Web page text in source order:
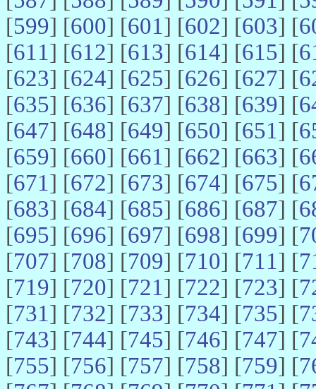
[599] [600] [601] [602] [603] [
[611] [612] [613] [614] [615] [
[623] [624] [625] [626] [627] [
[635] [636] [637] [638] [639] [
[647] [648] [649] [650] [651] [
[659] [660] [661] [662] [663] [
[671] [672] [673] [674] [675] [
[683] [684] [685] [686] [687] [
[695] [696] [697] [698] [699] [
[707] [708] [709] [710] [711] [
[719] [720] [721] [722] [723] [
[731] [732] [733] [734] [735] [
[743] [744] [745] [746] [747] [
[755] [756] [757] [758] [759] [